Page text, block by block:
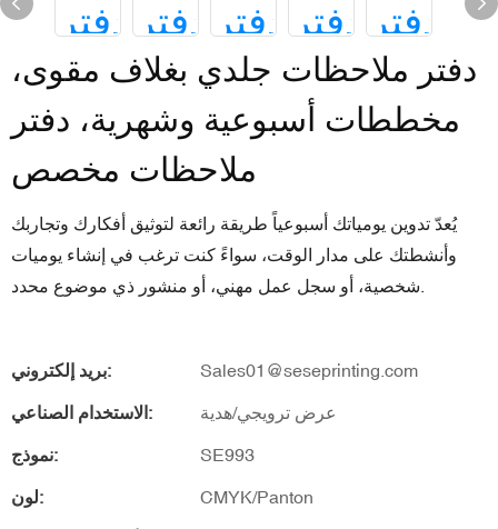
دفتر ملاحظات جلدي بغلاف مقوى،
مخططات أسبوعية وشهرية، دفتر
ملاحظات مخصص
يُعدّ تدوين يومياتك أسبوعياً طريقة رائعة لتوثيق أفكارك وتجاربك
وأنشطتك على مدار الوقت، سواءً كنت ترغب في إنشاء يوميات
بريد إلكتروني: Sales01@seseprinting.com
الاستخدام الصناعي: عرض ترويجي/هدية
نموذج: SE993
لون: CMYK/Panton